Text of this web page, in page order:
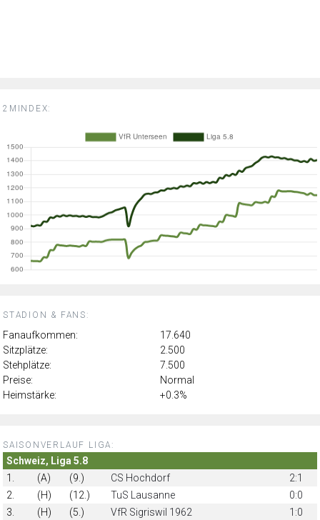
2MINDEX:
STADION & FANS:
Fanaufkommen:
17.640
Sitzplätze:
2.500
Stehplätze:
7.500
Preise:
Normal
Heimstärke:
+0.3%
SAISONVERLAUF LIGA:
Schweiz, Liga 5.8
1.
(A) (9.) CS Hochdorf
2:1
2.
(H) (12.) TuS Lausanne
0:0
3.
(H) (5.) VfR Sigriswil 1962
1:0